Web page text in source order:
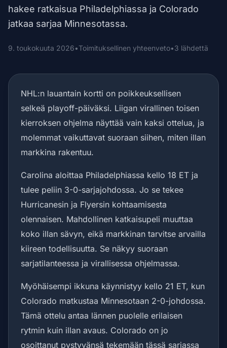
hakee ratkaisua Philadelphiassa ja Colorado
jatkaa sarjaa Minnesotassa.
9. toukokuuta 2026•Toimituksellinen yhteenveto•3 lähdettä
NHL:n lauantain kortti on poikkeuksellisen
selkeä playoff-päiväksi. Liigan virallinen toisen
kierroksen ohjelma näyttää vain kaksi ottelua, ja
molemmat vaikuttavat suoraan siihen, miten illan
markkina rakentuu.
Carolina aloittaa Philadelphiassa kello 18 ET ja
tulee peliin 3-0-sarjajohdossa. Jo se tekee
Hurricanesin ja Flyersin kohtaamisesta
olennaisen. Mahdollinen katkaisupeli muuttaa
koko illan sävyn, eikä markkinan tarvitse arvailla
kiireen todellisuutta. Se näkyy suoraan
sarjatilanteessa ja virallisessa ohjelmassa.
Myöhäisempi ikkuna käynnistyy kello 21 ET, kun
Colorado matkustaa Minnesotaan 2-0-johdossa.
Tämä ottelu antaa lännen puolelle erilaisen
rytmin kuin illan avaus. Colorado on jo
osoittanut pystyvänsä tekemään tässä sarjassa